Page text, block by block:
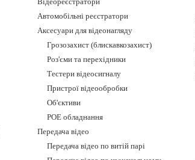
Автомобільні реєстратори
Аксесуари для відеонагляду
Грозозахист (блискавкозахист)
Роз'єми та перехідники
Тестери відеосигналу
Пристрої відеообробки
Об'єктиви
POE обладнання
Передача відео
Передача відео по витій парі